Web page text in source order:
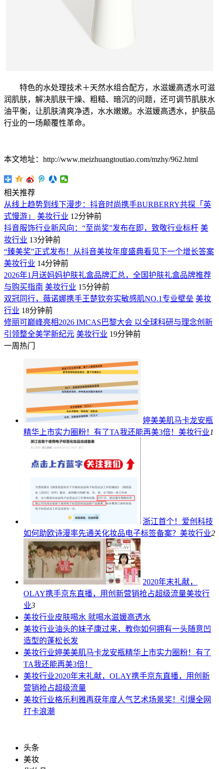
特色的水处理技术＋天然水组合配方，水滋媛高透水可滋
润肌肤，解决肌肤干燥、粗糙、暗沉的问题，还可调节肌肤水
油平衡，让肌肤清爽净透，水水嫩嫩。水滋媛高透水，护肤品
行业的一场颠覆性革命。
本文地址：http://www.meizhuangtoutiao.com/mzhy/962.html
相关推荐
从线上趋势到线下漫步：抖音时尚携手BURBERRY共探「英
式慢游」
美妆行业 12分钟前
抖音服饰行业新风向：“至尚奖”发布在即，致敬行业标杆 美
妆行业 13分钟前
“臻美奖”正式发布！从抖音美妆年度盛典看见下一个增长答案
美妆行业 14分钟前
2026年1月送妈妈护肤礼盒品牌汇总，全国护肤礼盒品牌推荐
与购买指南 美妆行业 15分钟前
双冠同行，薇诺娜携手王楚钦夯实敏感肌NO.1专业壁垒 美妆
行业 18分钟前
修丽可巅峰亮相2026 IMCAS巴黎大会 以全球科研与理念创新
引领整全美学新纪元 美妆行业 19分钟前
一周热门
婷美美肌马卡龙安瓶
精华上市实力圈粉！有了TA我还能再美3倍！ 美妆行业1
浙江首个！爱创科技
如何助欧诗漫率先通关化妆品电子标签备案？ 美妆行业2
2020年末礼献，
OLAY携手京东直播，用创新营销抢占超级流量美妆行
业3
美妆行业皮肤喝水 就喝水滋媛高透水
美妆行业油头的妹子康过来，教你如何拥有一头随意凹
造型的蓬松长发
美妆行业婷美美肌马卡龙安瓶精华上市实力圈粉！有了
TA我还能再美3倍！
美妆行业2020年末礼献，OLAY携手京东直播，用创新
营销抢占超级流量
美妆行业格乐利雅再获年度人气艺术场景奖！引爆全网
打卡浪潮
头条
美妆